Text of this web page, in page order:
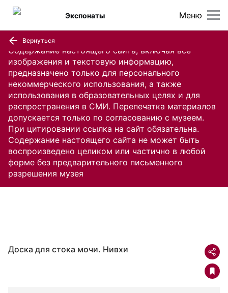
Содержание настоящего сайта, включая все
изображения и текстовую информацию,
предназначено только для персонального
некоммерческого использования, а также
использования в образовательных целях и для
распространения в СМИ. Перепечатка материалов
допускается только по согласованию с музеем.
При цитировании ссылка на сайт обязательна.
Содержание настоящего сайта не может быть
воспроизведено целиком или частично в любой
форме без предварительного письменного
разрешения музея
Меню
Экспонаты
Вернуться
Доска для стока мочи. Нивхи